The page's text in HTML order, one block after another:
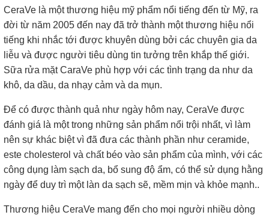
CeraVe là một thương hiệu mỹ phẩm nổi tiếng đến từ Mỹ, ra
đời từ năm 2005 đến nay đã trở thành một thương hiệu nổi
tiếng khi nhắc tới được khuyên dùng bởi các chuyên gia da
liễu và được người tiêu dùng tin tưởng trên khắp thế giới.
Sữa rửa mặt CaraVe phù hợp với các tình trạng da như da
khô, da dầu, da nhạy cảm và da mụn.
Để có được thành quả như ngày hôm nay, CeraVe được
đánh giá là một trong những sản phẩm nổi trội nhất, vì làm
nên sự khác biệt vì đã đưa các thành phần như ceramide,
este cholesterol và chất béo vào sản phẩm của mình, với các
công dụng làm sạch da, bổ sung độ ẩm, có thể sử dụng hằng
ngày để duy trì một làn da sạch sẽ, mềm mịn và khỏe mạnh..
Thương hiệu CeraVe mang đến cho mọi người nhiều dòng